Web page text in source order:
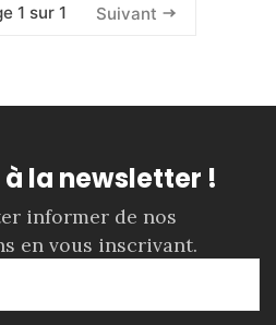
1 sur 1 Suivant
la newsletter !
informer de nos
en vous inscrivant.